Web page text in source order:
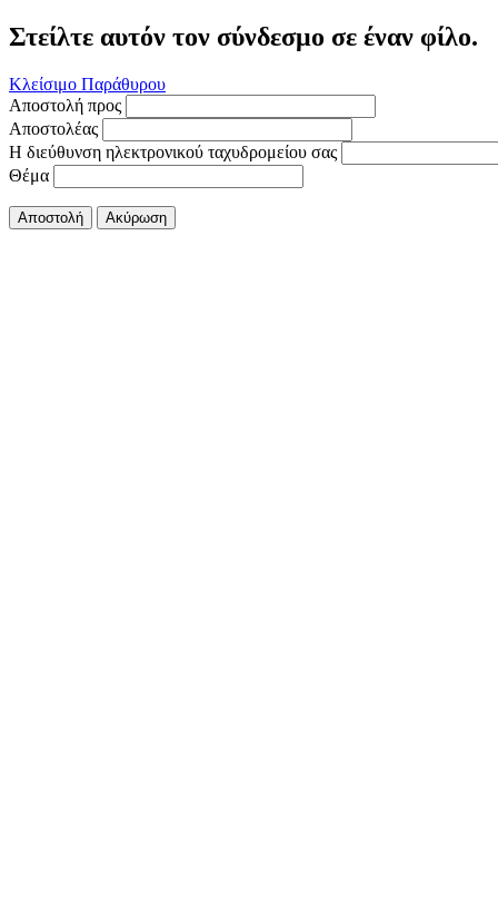
Στείλτε αυτόν τον σύνδεσμο σε έναν φίλο.
Κλείσιμο Παράθυρου
Αποστολή προς
Αποστολέας
Η διεύθυνση ηλεκτρονικού ταχυδρομείου σας
Θέμα
Αποστολή Ακύρωση